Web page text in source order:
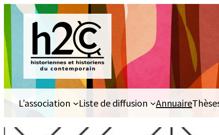
Aller
au
contenu
L’association Liste de diffusion Annuaire